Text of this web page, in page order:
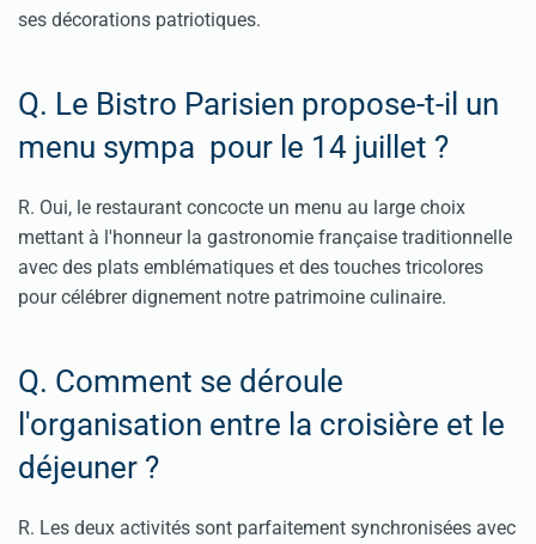
ses décorations patriotiques.
Q. Le Bistro Parisien propose-t-il un
menu sympa pour le 14 juillet ?
R. Oui, le restaurant concocte un menu au large choix
mettant à l'honneur la gastronomie française traditionnelle
avec des plats emblématiques et des touches tricolores
pour célébrer dignement notre patrimoine culinaire.
Q. Comment se déroule
l'organisation entre la croisière et le
déjeuner ?
R. Les deux activités sont parfaitement synchronisées avec